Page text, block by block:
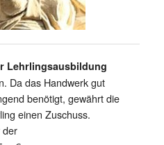
Lehrlingsausbildung
Da das Handwerk gut
benötigt, gewährt die
einen Zuschuss.
der